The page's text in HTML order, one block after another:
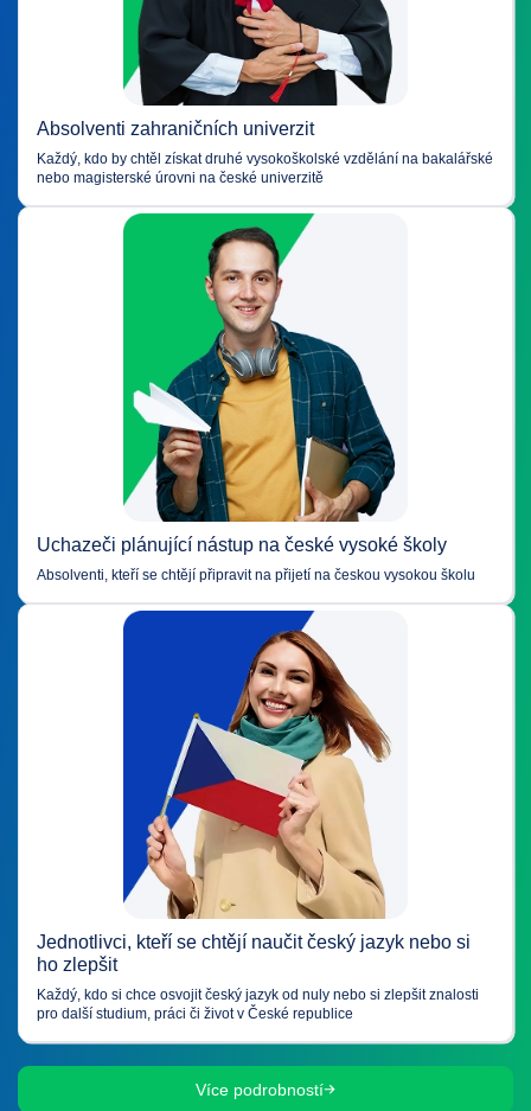
zemi a otevírat nové obzory díky vzdělání.
Studium jazyka pro život v nové zemi –
krok k jisté budoucnosti
Studium jazyků otevírá nové obzory – právě proto nabízíme kurzy češtiny pro
Ukrajince i kurzy angličtiny. Ať už jde o češtinu od začátku pro přípravu na
přijetí na univerzity, nebo angličtinu pro sebejistou komunikaci, vzdělávací
centrum EdVista vytváří podmínky pro váš růst. Výběrem nejlepších kurzů
angličtiny či kurzu češtiny volíte kvalitu, podporu a skutečný výsledek.
Máte otázky nebo se chcete o EdVista dozvědět víc?
+420 770 624 146
.
Spojit se s námi můžete také přes vámi preferované messengery:
Více o nás najdete na našich sociálních sítích –
, kde pravidelně sdílíme zajímavé příběhy,
užitečné tipy a aktuální informace.
Absolventi zahraničních univerzit
Každý, kdo by chtěl získat druhé vysokoškolské vzdělání na bakalářské
nebo magisterské úrovni na české univerzitě
Uchazeči plánující nástup na české vysoké školy
Absolventi, kteří se chtějí připravit na přijetí na českou vysokou školu
Jednotlivci, kteří se chtějí naučit český jazyk nebo si
ho zlepšit
Každý, kdo si chce osvojit český jazyk od nuly nebo si zlepšit znalosti
pro další studium, práci či život v České republice
Více podrobností